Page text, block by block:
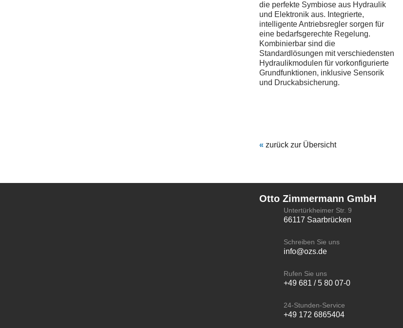
TEAM
GESCHICHTE
JOBS
CTRLX SHOP
IMPRESSUM
DATENSCHUTZ
die perfekte Symbiose aus Hydraulik
und Elektronik aus. Integrierte,
intelligente Antriebsregler sorgen für
eine bedarfsgerechte Regelung.
Kombinierbar sind die
Standardlösungen mit verschiedensten
Hydraulikmodulen für vorkonfigurierte
Grundfunktionen, inklusive Sensorik
und Druckabsicherung.
« zurück zur Übersicht
Otto Zimmermann GmbH
Untertürkheimer Str. 9
66117 Saarbrücken
Schreiben Sie uns
info@ozs.de
Rufen Sie uns
+49 681 / 5 80 07-0
24-Stunden-Service
+49 172 6865404